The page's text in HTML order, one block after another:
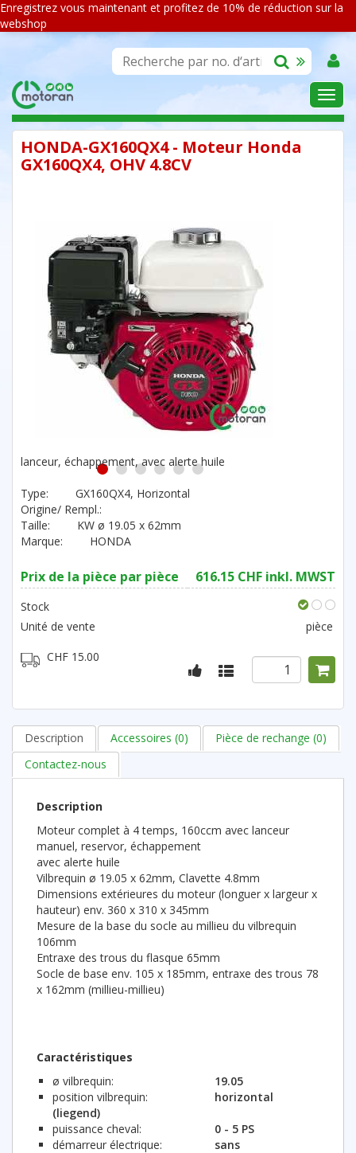
Enregistrez vous maintenant et profitez de 10% de réduction sur la
webshop
ASSORTIMENT
HONDA-GX160QX4 - Moteur Honda
GX160QX4, OHV 4.8CV
1 2 3 4 5 6
lanceur, échappement, avec alerte huile
Type:
GX160QX4, Horizontal
Origine/ Rempl.:
Taille:
KW ø 19.05 x 62mm
Marque:
HONDA
Prix de la pièce par pièce 616.15 CHF inkl. MWST
Stock
Unité de vente
pièce
CHF 15.00
Description Accessoires (0)
Pièce de rechange (0)
Contactez-nous
Description
Moteur complet à 4 temps, 160ccm avec lanceur
manuel, reservor, échappement
avec alerte huile
Vilbrequin ø 19.05 x 62mm, Clavette 4.8mm
Dimensions extérieures du moteur (longuer x largeur x
hauteur) env. 360 x 310 x 345mm
Mesure de la base du socle au millieu du vilbrequin
106mm
Entraxe des trous du flasque 65mm
Socle de base env. 105 x 185mm, entraxe des trous 78
x 162mm (millieu-millieu)
Caractéristiques
ø vilbrequin:
19.05
position vilbrequin:
horizontal
(liegend)
puissance cheval:
0 - 5 PS
démarreur électrique:
sans